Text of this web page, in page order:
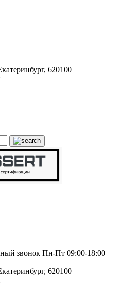
620100
звонок Пн-Пт 09:00-18:00
620100